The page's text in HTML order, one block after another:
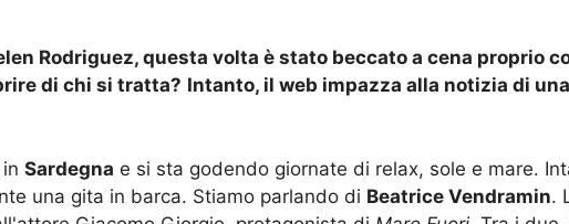
Rodriguez, questa volta è stato beccato a cena proprio
di chi si tratta? Intanto, il web impazza alla notizia di
Sardegna e si sta godendo giornate di relax, sole e mare.
una gita in barca. Stiamo parlando di Beatrice Vendramin.